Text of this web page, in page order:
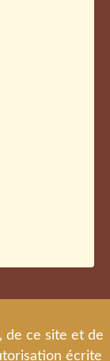
de ce site et de
écrite